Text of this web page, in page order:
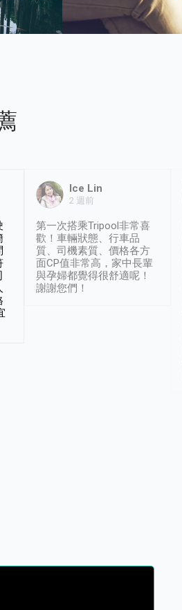
Ice Lin
2 週前
第一次搭乘Tripool非常喜
歡！車輛狀態、行車品
質、司機素質、價格各方
面CP值非常高，家中長輩
與孕婦都覺得很舒適呢！
謝謝您們！